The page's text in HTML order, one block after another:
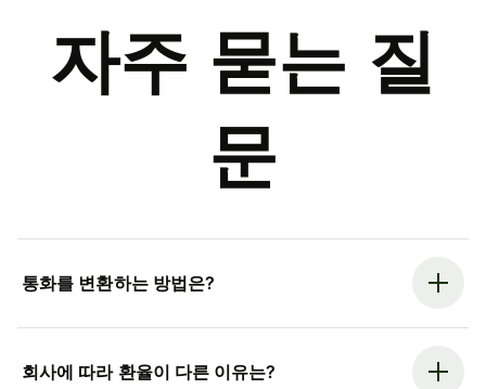
자주 묻는 질
문
통화를 변환하는 방법은?
회사에 따라 환율이 다른 이유는?